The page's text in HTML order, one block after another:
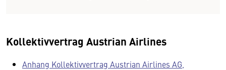
Kollektivvertrag Austrian Airlines
Anhang Kollektivvertrag Austrian Airlines AG,